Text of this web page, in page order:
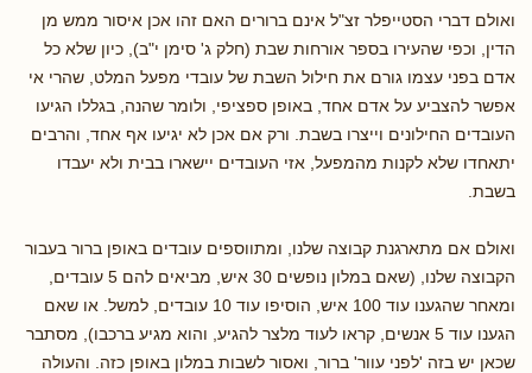
ואולם דברי הסטייפלר זצ"ל אינם ברורים האם זהו אכן איסור ממש מן
הדין, וכפי שהעירו בספר אורחות שבת (חלק ג' סימן י"ב), כיון שלא כל
אדם בפני עצמו גורם את חילול השבת של עובדי מפעל המלט, שהרי אי
אפשר להצביע על אדם אחד, באופן ספציפי, ולומר שהנה, בגללו הגיעו
העובדים החילונים וייצרו בשבת. ורק אם אכן לא יגיעו אף אחד, והרבים
יתאחדו שלא לקנות מהמפעל, אזי העובדים יישארו בבית ולא יעבדו
בשבת.
ואולם אם מתארגנת קבוצה שלנו, ומתווספים עובדים באופן ברור בעבור
הקבוצה שלנו, (שאם במלון נופשים 30 איש, מביאים להם 5 עובדים,
ומאחר שהגענו עוד 100 איש, הוסיפו עוד 10 עובדים, למשל. או שאם
הגענו עוד 5 אנשים, קראו לעוד מלצר להגיע, והוא מגיע ברכבו), מסתבר
שכאן יש בזה 'לפני עוור' ברור, ואסור לשבות במלון באופן כזה. והעולה